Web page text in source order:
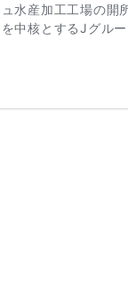
水産加工工場の
中核とするJグル